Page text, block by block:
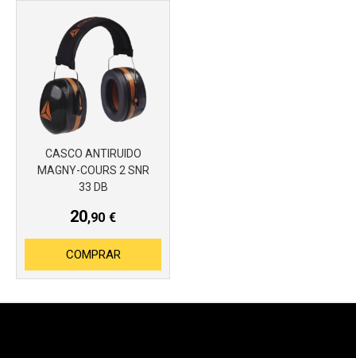
CASCO ANTIRUIDO
MAGNY-COURS 2 SNR
33 DB
20,90 €
COMPRAR